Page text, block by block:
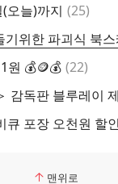
오늘)까지 댓
(25)
위한 파괴식 북스
원 💰🪙💰 댓
(22)
큐 포장 오천원 할
맨위로